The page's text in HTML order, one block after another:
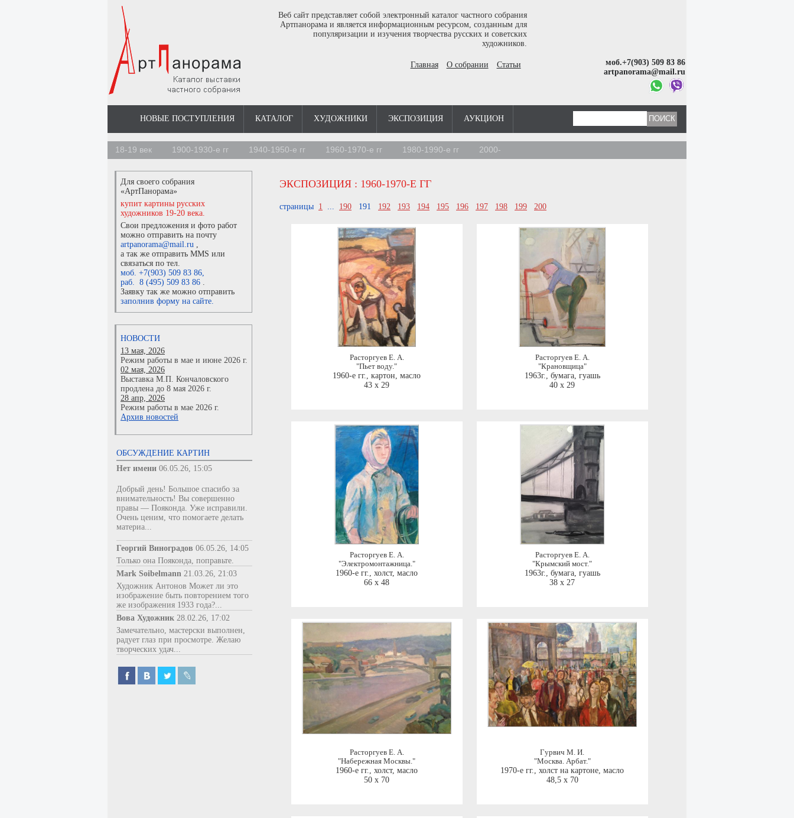
Веб сайт представляет собой электронный каталог частного собрания
Артпанорама и является информационным ресурсом, созданным для
популяризации и изучения творчества русских и советских
художников.
Главная О собрании Статьи
моб.+7(903) 509 83 86
artpanorama@mail.ru
НОВЫЕ ПОСТУПЛЕНИЯ КАТАЛОГ ХУДОЖНИКИ ЭКСПОЗИЦИЯ АУКЦИОН
18-19 век 1900-1930-е гг 1940-1950-е гг 1960-1970-е гг 1980-1990-е гг 2000-
Для своего собрания
«АртПанорама»
купит картины русских
художников 19-20 века.
Свои предложения и фото работ
можно отправить на почту
artpanorama@mail.ru ,
а так же отправить MMS или
связаться по тел.
моб. +7(903) 509 83 86,
раб. 8 (495) 509 83 86 .
Заявку так же можно отправить
заполнив форму на сайте.
НОВОСТИ
13 мая, 2026
Режим работы в мае и июне 2026 г.
02 мая, 2026
Выставка М.П. Кончаловского
продлена до 8 мая 2026 г.
28 апр, 2026
Режим работы в мае 2026 г.
Архив новостей
ОБСУЖДЕНИЕ КАРТИН
Нет имени 06.05.26, 15:05
Добрый день! Большое спасибо за
внимательность! Вы совершенно
правы — Пояконда. Уже исправили.
Очень ценим, что помогаете делать
материа...
Георгий Виноградов 06.05.26, 14:05
Только она Пояконда, поправьте.
Mark Soibelmann 21.03.26, 21:03
Художник Антонов Может ли это
изображение быть повторением того
же изображения 1933 года?...
Вова Художник 28.02.26, 17:02
Замечательно, мастерски выполнен,
радует глаз при просмотре. Желаю
творческих удач...
ЭКСПОЗИЦИЯ : 1960-1970-Е ГГ
страницы 1 ... 190 191 192 193 194 195 196 197 198 199 200
Расторгуев Е. А.
"Пьет воду."
1960-е гг., картон, масло
43 x 29
Расторгуев Е. А.
"Крановщица"
1963г., бумага, гуашь
40 x 29
Расторгуев Е. А.
"Электромонтажница."
1960-е гг., холст, масло
66 x 48
Расторгуев Е. А.
"Крымский мост."
1963г., бумага, гуашь
38 x 27
Расторгуев Е. А.
"Набережная Москвы."
1960-е гг., холст, масло
50 x 70
Гурвич М. И.
"Москва. Арбат."
1970-е гг., холст на картоне, масло
48,5 x 70